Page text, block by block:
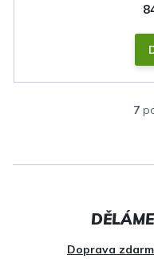
7
Doprava